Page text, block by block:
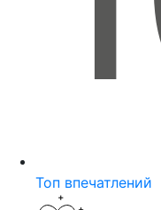
Топ впечатлений